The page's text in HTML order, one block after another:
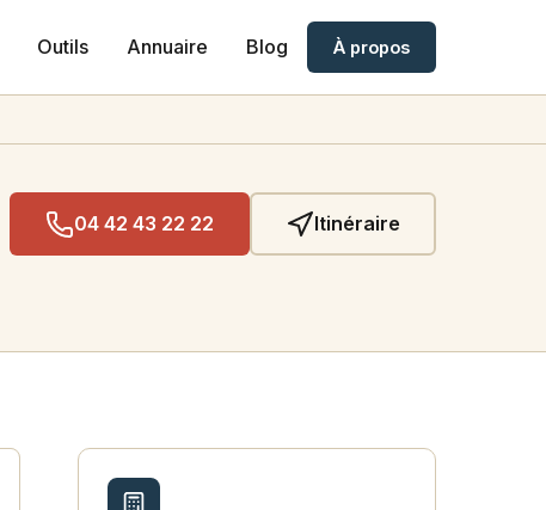
Outils Annuaire Blog À propos
04 42 43 22 22 Itinéraire